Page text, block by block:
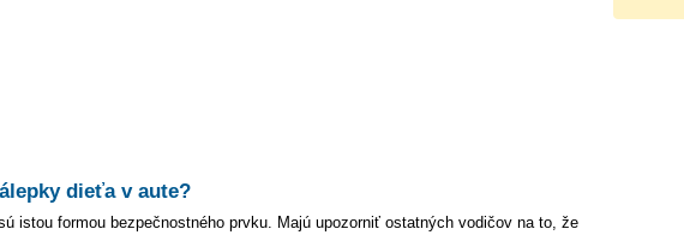
dieťa v aute?
istou formou bezpečnostného prvku. Majú upozorniť ostatných vodičov na to, že